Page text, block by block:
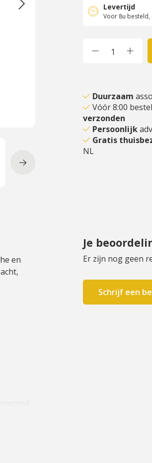
Levertijd
Voor 8u besteld,
Duurzaam
Vóór 8:00
verzonden
Persoonlijk
Gratis
NL
en
Je
Er zijn nog geen
Schrijf een